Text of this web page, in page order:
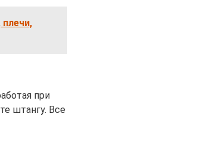
при
штангу. Все